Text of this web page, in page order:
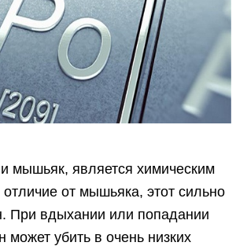
мышьяк, является химическим
от мышьяка, этот сильно
При вдыхании или попадании
может убить в очень низких